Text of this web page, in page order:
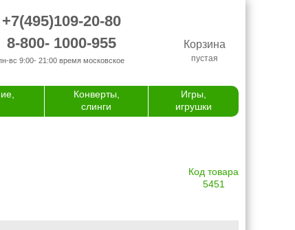
+7(495)109-20-80
8-800- 1000-955
вс 9:00- 21:00 время московское
Корзина
пустая
Конверты,
слинги
Игры,
игрушки
Код товара
5451